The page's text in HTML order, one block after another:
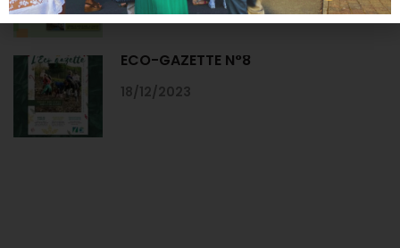
18/12/2023
ECO-GAZETTE N°8
18/12/2023